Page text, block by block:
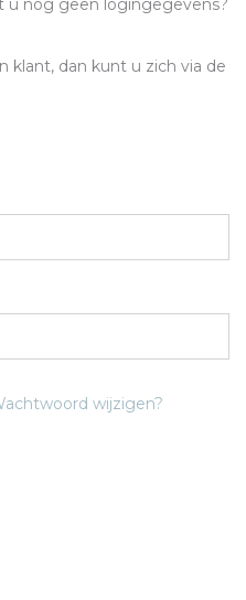
u nog geen logingegevens?
klant, dan kunt u zich via de
wijzigen?